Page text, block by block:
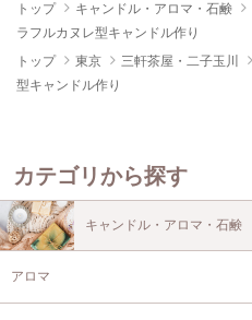
トップ
キャンドル・アロマ・石鹸
ラフルカヌレ型キャンドル作り
トップ
東京 三軒茶屋・二子玉川
型キャンドル作り
カテゴリから探す
キャンドル・アロマ・石鹸
アロマ